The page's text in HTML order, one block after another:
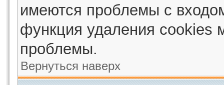
имеются проблемы с
функция удаления cookies
проблемы.
Вернуться наверх